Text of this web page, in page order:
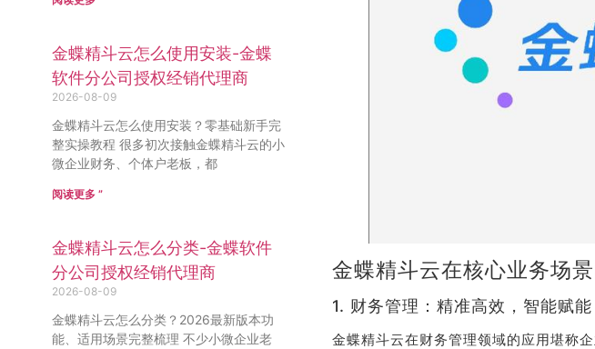
金蝶精斗云怎么使用安装-金蝶
软件分公司授权经销代理商
2026-08-09
金蝶精斗云怎么使用安装？零基础新手完
整实操教程 很多初次接触金蝶精斗云的小
微企业财务、个体户老板，都
阅读更多 ”
金蝶精斗云怎么分类-金蝶软件
分公司授权经销代理商
2026-08-09
金蝶精斗云怎么分类？2026最新版本功
能、适用场景完整梳理 不少小微企业老
金蝶精斗云在核心业务场
1. 财务管理：精准高效，智能赋能
金蝶精斗云在财务管理领域的应用堪称